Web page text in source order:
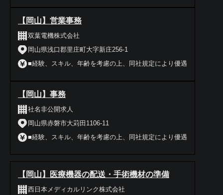
【岡山】営業事務
双葉電機株式会社
岡山県浅口郡里庄町大字新庄256-1
■経験、スキル、年齢を考慮の上、同社規定により優遇
【岡山】事務
社名非公開求人
岡山県赤磐市大苅田1106-11
■経験、スキル、年齢を考慮の上、同社規定により優遇
【岡山】医療機器の配送・手術機材の準備
西日本メディカルリンク株式会社